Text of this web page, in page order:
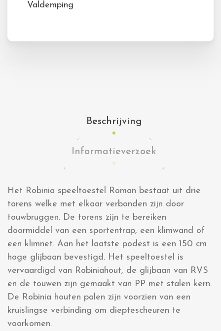
Valdemping
Beschrijving
Informatieverzoek
Het Robinia speeltoestel Roman bestaat uit drie
torens welke met elkaar verbonden zijn door
touwbruggen. De torens zijn te bereiken
doormiddel van een sportentrap, een klimwand of
een klimnet. Aan het laatste podest is een 150 cm
hoge glijbaan bevestigd. Het speeltoestel is
vervaardigd van Robiniahout, de glijbaan van RVS
en de touwen zijn gemaakt van PP met stalen kern.
De Robinia houten palen zijn voorzien van een
kruislingse verbinding om dieptescheuren te
voorkomen.